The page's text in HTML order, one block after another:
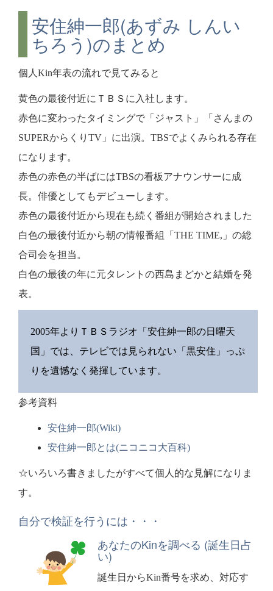
安住紳一郎(あずみ しんい
ちろう)のまとめ
個人Kin年表の流れで見てみると
黄色の最後付近にＴＢＳに入社します。
赤色に変わったタイミングで「ジャスト」「さんまの
SUPERからくりTV」に出演。TBSでよくみられる存在
になります。
赤色の赤色の半ばにはTBSの看板アナウンサーに成
長。俳優としてもデビューします。
赤色の最後付近から現在も続く番組が開始されました
白色の最後付近から朝の情報番組「THE TIME,」の総
合司会を担当。
白色の最後の年に元タレントの西島まどかと結婚を発
表。
2005年よりＴＢＳラジオ「安住紳一郎の日曜天
国」では、テレビでは見られない「黒安住」っぷ
りを遺憾なく発揮しています。
参考資料
安住紳一郎(Wiki)
安住紳一郎とは(ニコニコ大百科)
☆いろいろ書きましたがすべて個人的な見解になりま
す。
自分で検証を行うには・・・
あなたのKinを調べる (誕生日占
い)
誕生日からKin番号を求め、対応す